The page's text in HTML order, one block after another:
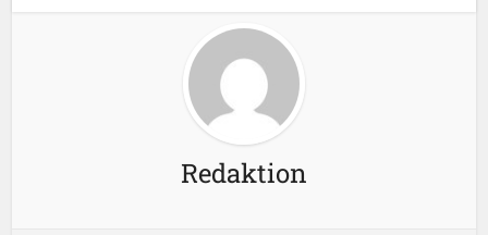
Redaktion